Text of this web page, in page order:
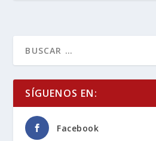
SÍGUENOS EN:
Facebook